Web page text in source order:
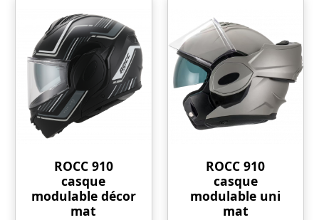
ROCC 910
casque
modulable décor
mat
ROCC 910
casque
modulable uni
mat